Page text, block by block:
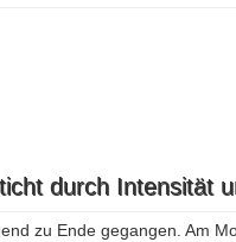
durch Intensität
zu Ende gegangen. Am